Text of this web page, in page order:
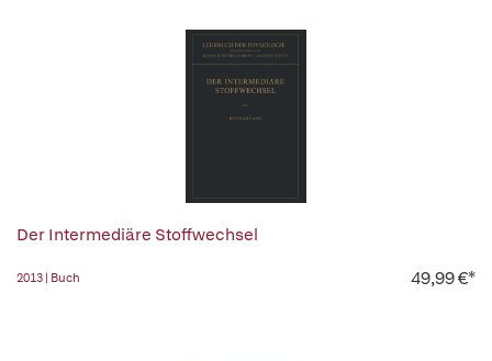
Der Intermediäre Stoffwechsel
2013 | Buch 49,99 €*